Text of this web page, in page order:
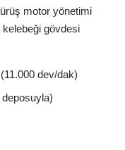
motor yönetimi
gövdesi
dev/dak)